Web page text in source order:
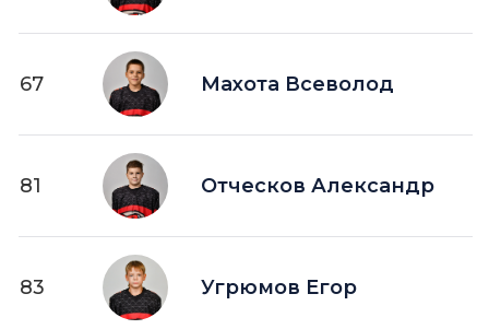
67 Махота Всеволод
81 Отческов Александр
83 Угрюмов Егор